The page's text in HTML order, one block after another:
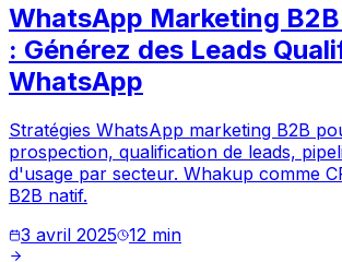
WhatsApp Marketing
: Générez des Leads
WhatsApp
Stratégies WhatsApp marketing B2B
prospection, qualification de leads,
d'usage par secteur. Whakup comme
B2B natif.
3 avril 2025 12 min